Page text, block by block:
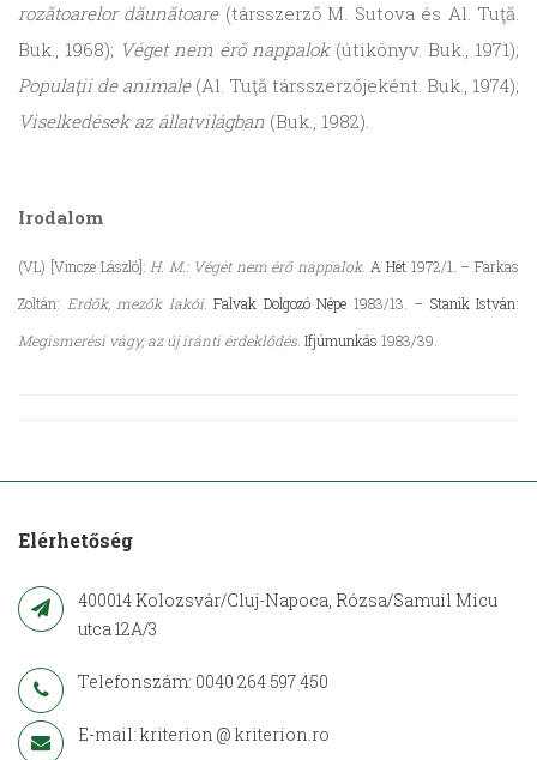
rozătoarelor dăunătoare(társszerző M. Sutova és Al. Tuţă.
Buk., 1968); Véget nem érő nappalok (útikönyv. Buk., 1971);
Populaţii de animale(Al. Tuţă társszerzőjeként. Buk., 1974);
Viselkedések az állatvilágban (Buk., 1982).
Irodalom
(VL) [Vincze László]:H. M.: Véget nem érő nappalok. A Hét1972/1. – Farkas
Zoltán: Erdők, mezők lakói. Falvak Dolgozó Népe 1983/13. – Stanik István:
Megismerési vágy, az új iránti érdeklődés. Ifjúmunkás 1983/39.
Elérhetőség
400014 Kolozsvár/Cluj-Napoca, Rózsa/Samuil Micu
utca 12A/3
Telefonszám: 0040 264 597 450
E-mail: kriterion @ kriterion.ro